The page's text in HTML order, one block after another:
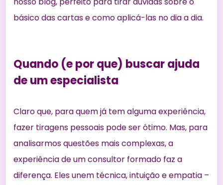
básico das cartas e como aplicá-las no dia a dia.
Quando (e por que) buscar ajuda
de um especialista
Claro que, para quem já tem alguma experiência,
fazer tiragens pessoais pode ser ótimo. Mas, para
analisarmos questões mais complexas, a
experiência de um consultor formado faz a
diferença. Eles unem técnica, intuição e empatia –